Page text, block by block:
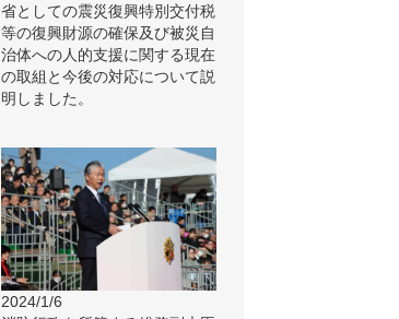
省としての震災復興特別交付税
等の復興財源の確保及び被災自
治体への人的支援に関する現在
の取組と今後の対応について説
明しました。
2024/1/6